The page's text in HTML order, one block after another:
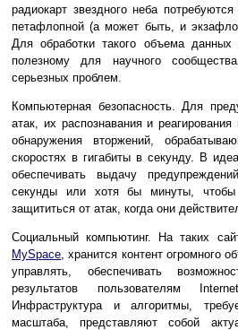
радиокарт звездного неба
петафлопной (а может быть, и
Для обработки такого объема
полезному для научного
серьезных проблем.
Компьютерная безопасность. Для
атак, их распознавания и
обнаружения вторжений,
скоростях в гигабиты в секунду. В
обеспечивать выдачу
секунды или хотя бы минуты, чтобы
защититься от атак, когда они
Социальный компьютинг. На таких
MySpace , хранится контент огромного
управлять, обеспечивать
результатов пользователям
Инфраструктура и алгоритмы,
масштаба, представляют собой